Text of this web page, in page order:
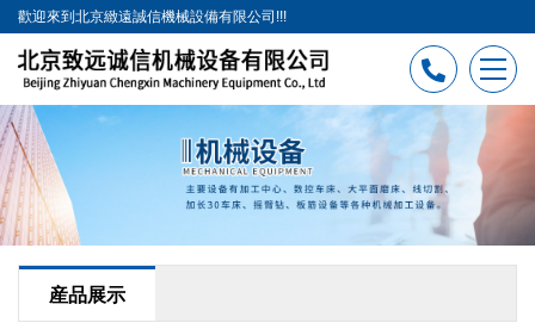
歡迎來到北京緻遠誠信機械設備有限公司!!!
産品展示